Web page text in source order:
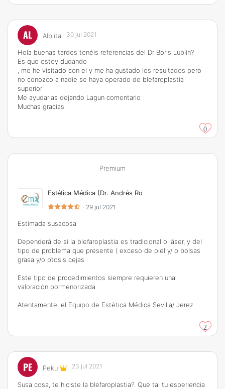
AL Albiita 30 jul 2021
Hola buenas tardes tenéis referencias del Dr Boris Lublin?
Es que estoy dudando
, me he visitado con el y me ha gustado los resultados pero
no conozco a nadie se haya operado de blefaroplastia
superior
Me ayudarlas dejando Lagun comentario
Muchas gracias
0
Premium
· 29 jul 2021
Estimada susacosa
Dependerá de si la blefaroplastia es tradicional o láser, y del
tipo de problema que presente ( exceso de piel y/ o bolsas
grasa y/o ptosis cejas
Este tipo de procedimientos siempre requieren una
valoración pormenorizada
Atentamente, el Equipo de Estética Médica Sevilla/ Jerez
2
PE Peku 23 jul 2021
Susa cosa, te hiciste la blefaroplastia?. Que tal tu esperiencia